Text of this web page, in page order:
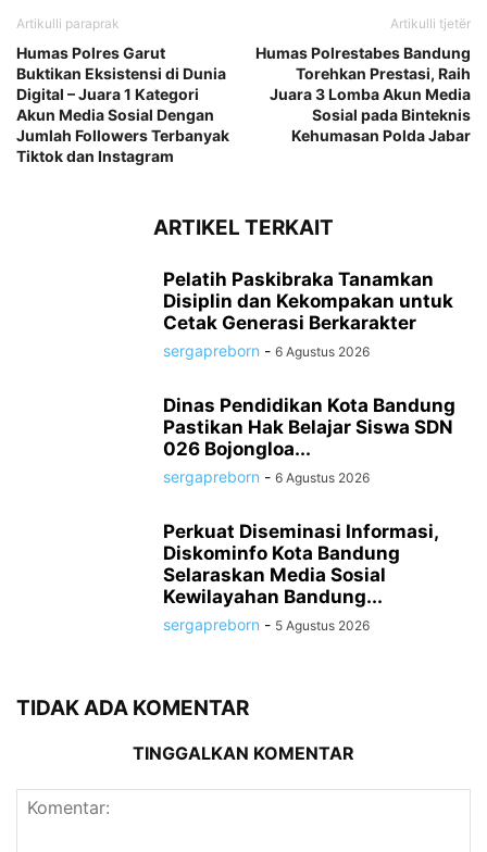
Artikulli paraprak
Humas Polres Garut
Buktikan Eksistensi di Dunia
Digital – Juara 1 Kategori
Akun Media Sosial Dengan
Jumlah Followers Terbanyak
Tiktok dan Instagram
Artikulli tjetër
Humas Polrestabes Bandung
Torehkan Prestasi, Raih
Juara 3 Lomba Akun Media
Sosial pada Binteknis
Kehumasan Polda Jabar
ARTIKEL TERKAIT
Pelatih Paskibraka Tanamkan
Disiplin dan Kekompakan untuk
Cetak Generasi Berkarakter
sergapreborn - 6 Agustus 2026
Dinas Pendidikan Kota Bandung
Pastikan Hak Belajar Siswa SDN
026 Bojongloa...
sergapreborn - 6 Agustus 2026
Perkuat Diseminasi Informasi,
Diskominfo Kota Bandung
Selaraskan Media Sosial
Kewilayahan Bandung...
sergapreborn - 5 Agustus 2026
TIDAK ADA KOMENTAR
TINGGALKAN KOMENTAR